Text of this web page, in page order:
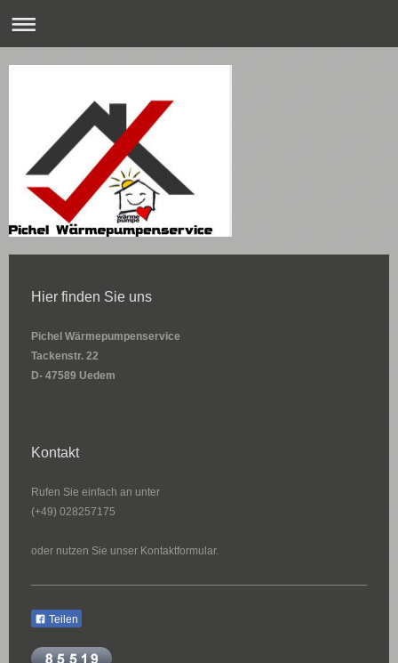
Hier finden Sie uns
Pichel Wärmepumpenservice
Tackenstr. 22
D- 47589 Uedem
Kontakt
Rufen Sie einfach an unter
(+49) 028257175
oder nutzen Sie unser Kontaktformular.
Teilen